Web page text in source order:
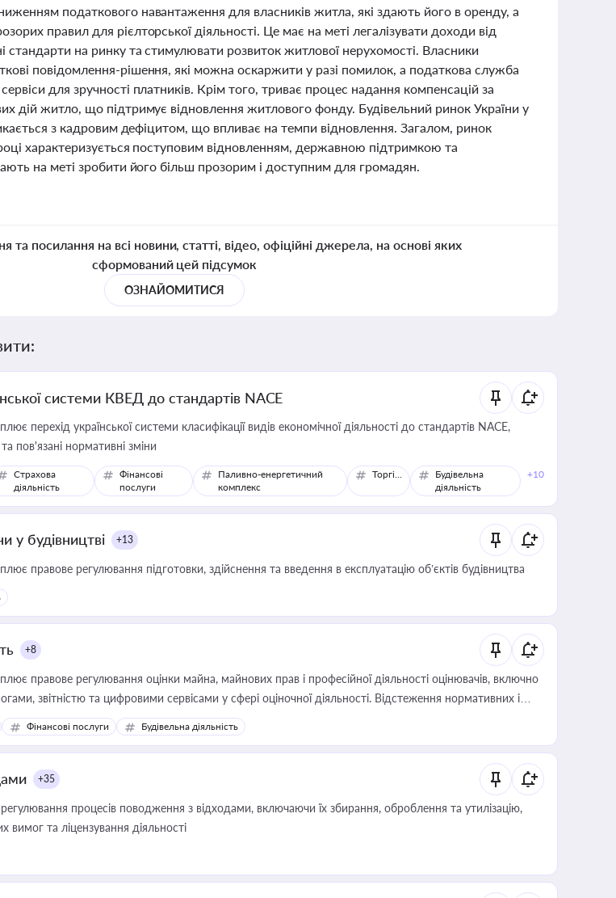
податкового навантаження для власників житла, які здають його в оренду, а
правил для рієлторської діяльності. Це має на меті легалізувати доходи від
стандарти на ринку та стимулювати розвиток житлової нерухомості. Власники
повідомлення-рішення, які можна оскаржити у разі помилок, а податкова служба
для зручності платників. Крім того, триває процес надання компенсацій за
дій житло, що підтримує відновлення житлового фонду. Будівельний ринок України у
з кадровим дефіцитом, що впливає на темпи відновлення. Загалом, ринок
характеризується поступовим відновленням, державною підтримкою та
на меті зробити його більш прозорим і доступним для громадян.
та посилання на всі новини, статті, відео, офіційні джерела, на основі яких
сформований цей підсумок
ОЗНАЙОМИТИСЯ
системи КВЕД до стандартів NACE
перехід української системи класифікації видів економічної діяльності до стандартів NACE,
пов'язані нормативні зміни
Страхова
діяльність
Фінансові
послуги
Паливно-енергетичний
комплекс
Торгівля
Будівельна
діяльність
+10
у будівництві +13
правове регулювання підготовки, здійснення та введення в експлуатацію об’єктів будівництва
+8
правове регулювання оцінки майна, майнових прав і професійної діяльності оцінювачів, включно
звітністю та цифровими сервісами у сфері оціночної діяльності. Відстеження нормативних і
корисне для власника бізнесу, керівника, юриста або бухгалтера під час оподаткування,
майна, корпоративних угод і перевірки статусу суб'єктів оціночної діяльності
Фінансові послуги Будівельна діяльність
+35
процесів поводження з відходами, включаючи їх збирання, оброблення та утилізацію,
вимог та ліцензування діяльності